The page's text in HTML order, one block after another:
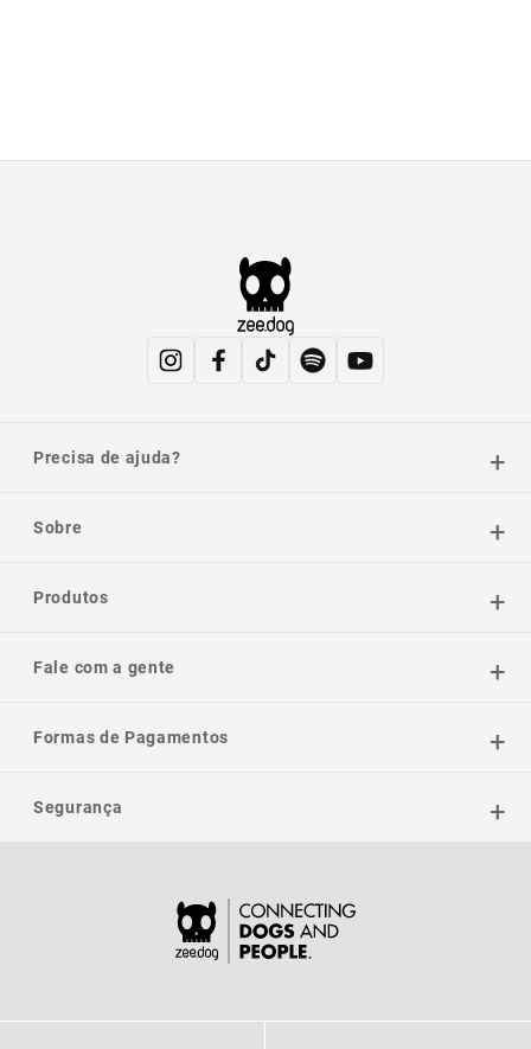
Precisa de ajuda?
Sobre
Produtos
Fale com a gente
Formas de Pagamentos
Segurança